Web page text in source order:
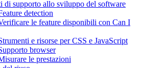
di supporto allo sviluppo del software
detection
le feature disponibili con Can I
e risorse per CSS e JavaScript
browser
le prestazioni